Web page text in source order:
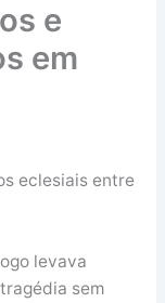
e
em
eclesiais entre
levava
sem